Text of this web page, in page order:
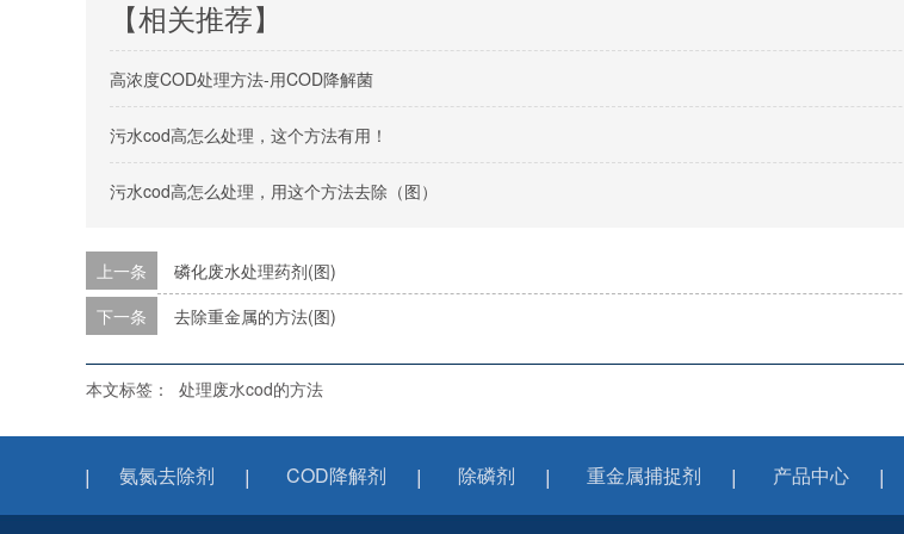
【相关推荐】
高浓度COD处理方法-用COD降解菌
污水cod高怎么处理，这个方法有用！
污水cod高怎么处理，用这个方法去除（图）
上一条
磷化废水处理药剂(图)
下一条 去除重金属的方法(图)
本文标签： 处理废水cod的方法
氨氮去除剂 COD降解剂 除磷剂 重金属捕捉剂 产品中心